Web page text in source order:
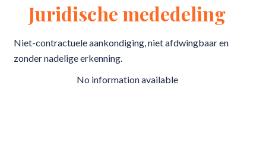
Juridische mededeling
Niet-contractuele aankondiging, niet afdwingbaar en
zonder nadelige erkenning.
No information available